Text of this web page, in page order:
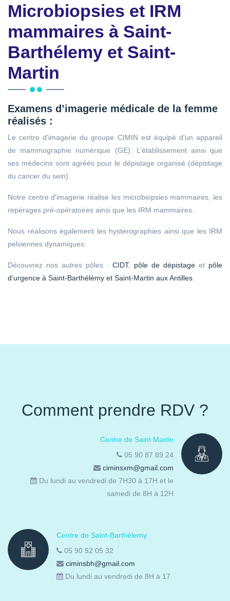
Microbiopsies et IRM
mammaires à Saint-
Barthélemy et Saint-
Martin
Examens d’imagerie médicale de la femme
réalisés :
Le centre d'imagerie du groupe CIMIN est équipé d'un appareil
de mammographie numérique (GE). L’établissement ainsi que
ses médecins sont agréés pour le dépistage organisé (dépistage
du cancer du sein).
Notre centre d'imagerie réalise les microbiopsies mammaires, les
repérages pré-opératoires ainsi que les IRM mammaires.
Nous réalisons également les hystérographies ainsi que les IRM
pelviennes dynamiques.
Découvrez nos autres pôles : CIDT, pôle de dépistage et pôle
d’urgence à Saint-Barthélémy et Saint-Martin aux Antilles
Comment prendre RDV ?
Centre de Saint Martin
05 90 87 89 24
ciminsxm@gmail.com
Du lundi au vendredi de 7H30 à 17H et le
samedi de 8H à 12H
Centre de Saint-Barthélemy
05 90 52 05 32
ciminsbh@gmail.com
Du lundi au vendredi de 8H à 17